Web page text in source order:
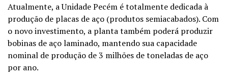
Atualmente, a Unidade Pecém é totalmente dedicada à
produção de placas de aço (produtos semiacabados). Com
o novo investimento, a planta também poderá produzir
bobinas de aço laminado, mantendo sua capacidade
nominal de produção de 3 milhões de toneladas de aço
por ano.